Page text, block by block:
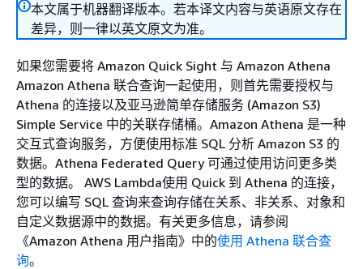
本文属于机器翻译版本。若本译文内容与英语原文存在
差异，则一律以英文原文为准。
如果您需要将 Amazon Quick Sight 与 Amazon Athena
Amazon Athena 联合查询一起使用，则首先需要授权与
Athena 的连接以及亚马逊简单存储服务 (Amazon S3)
Simple Service 中的关联存储桶。Amazon Athena 是一种
交互式查询服务，方便使用标准 SQL 分析 Amazon S3 的
数据。Athena Federated Query 可通过使用访问更多类
型的数据。 AWS Lambda使用 Quick 到 Athena 的连接，
您可以编写 SQL 查询来查询存储在关系、非关系、对象和
自定义数据源中的数据。有关更多信息，请参阅
《Amazon Athena 用户指南》中的使用 Athena 联合查
询。